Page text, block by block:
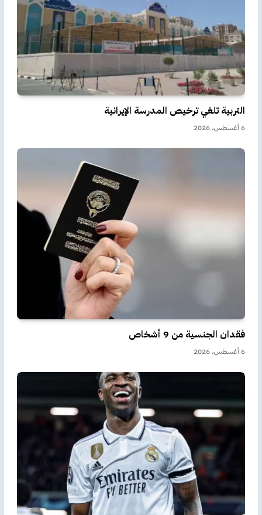
التربية تلغي ترخيص المدرسة الإيرانية
6 أغسطس، 2026
فقدان الجنسية من 9 أشخاص
6 أغسطس، 2026